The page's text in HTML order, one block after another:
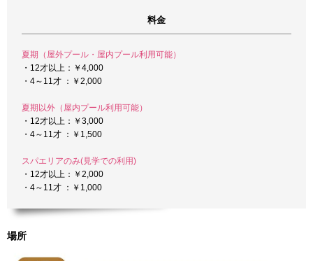
料金
夏期（屋外プール・屋内プール利用可能）
・12才以上：￥4,000
・4～11才 ：￥2,000
夏期以外（屋内プール利用可能）
・12才以上：￥3,000
・4～11才 ：￥1,500
スパエリアのみ(見学での利用)
・12才以上：￥2,000
・4～11才 ：￥1,000
場所